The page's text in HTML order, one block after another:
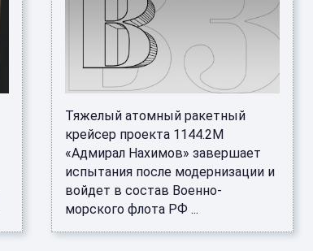
Тяжелый атомный ракетный
крейсер проекта 1144.2М
«Адмирал Нахимов» завершает
испытания после модернизации и
войдет в состав Военно-
морского флота РФ ...